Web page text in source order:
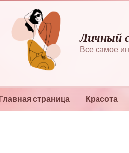
Личный
Все самое
Главная страница Красота